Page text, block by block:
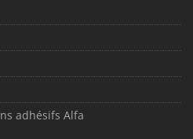
adhésifs Alfa